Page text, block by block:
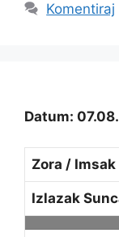
Komentiraj
Datum:
Zora / Imsak
Izlazak